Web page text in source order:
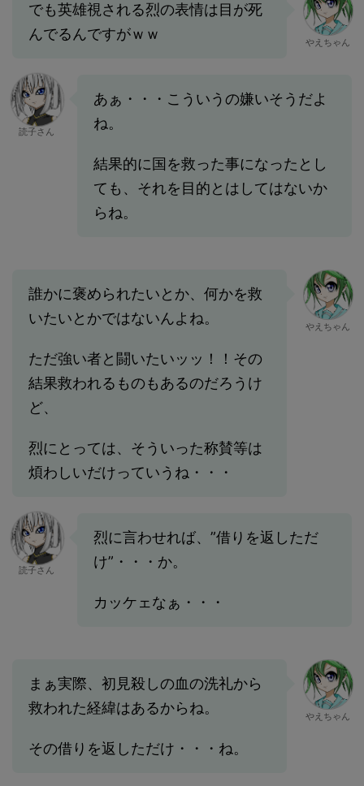
でも英雄視される烈の表情は目が死
んでるんですがｗｗ
やえちゃん
読子さん
あぁ・・・こういうの嫌いそうだよ
ね。
結果的に国を救った事になったとし
ても、それを目的とはしてはないか
らね。
誰かに褒められたいとか、何かを救
いたいとかではないんよね。
ただ強い者と闘いたいッッ！！その
結果救われるものもあるのだろうけ
ど、
烈にとっては、そういった称賛等は
煩わしいだけっていうね・・・
やえちゃん
読子さん
烈に言わせれば、”借りを返しただ
け”・・・か。
カッケェなぁ・・・
まぁ実際、初見殺しの血の洗礼から
救われた経緯はあるからね。
その借りを返しただけ・・・ね。
やえちゃん